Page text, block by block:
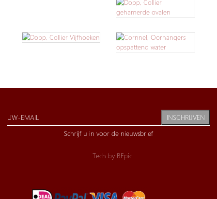
INSCHRIJVEN
Schrijf u in voor de nieuwsbrief
Tech by BEpic